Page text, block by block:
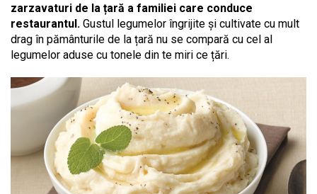
zarzavaturi de la țară a familiei care conduce
restaurantul. Gustul legumelor îngrijite și cultivate cu mult
drag în pământurile de la țară nu se compară cu cel al
legumelor aduse cu tonele din te miri ce țări.